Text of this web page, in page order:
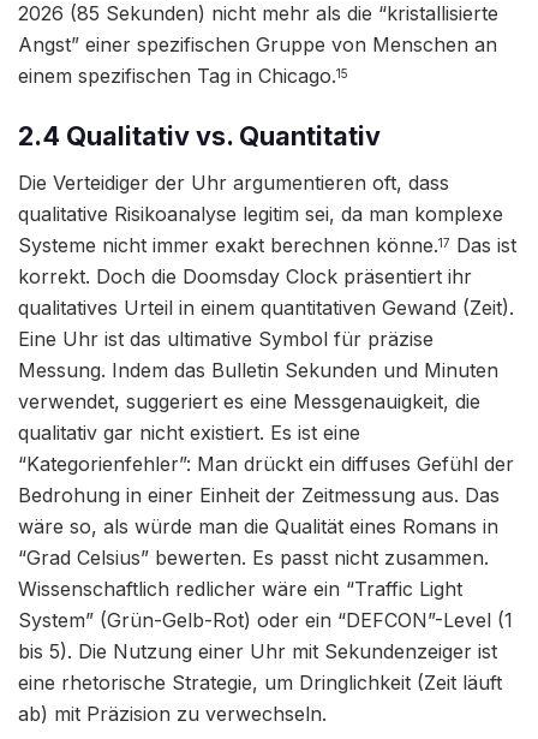
2026 (85 Sekunden) nicht mehr als die “kristallisierte
Angst” einer spezifischen Gruppe von Menschen an
einem spezifischen Tag in Chicago.15
2.4 Qualitativ vs. Quantitativ
Die Verteidiger der Uhr argumentieren oft, dass
qualitative Risikoanalyse legitim sei, da man komplexe
Systeme nicht immer exakt berechnen könne.17 Das ist
korrekt. Doch die Doomsday Clock präsentiert ihr
qualitatives Urteil in einem quantitativen Gewand (Zeit).
Eine Uhr ist das ultimative Symbol für präzise
Messung. Indem das Bulletin Sekunden und Minuten
verwendet, suggeriert es eine Messgenauigkeit, die
qualitativ gar nicht existiert. Es ist eine
“Kategorienfehler”: Man drückt ein diffuses Gefühl der
Bedrohung in einer Einheit der Zeitmessung aus. Das
wäre so, als würde man die Qualität eines Romans in
“Grad Celsius” bewerten. Es passt nicht zusammen.
Wissenschaftlich redlicher wäre ein “Traffic Light
System” (Grün-Gelb-Rot) oder ein “DEFCON”-Level (1
bis 5). Die Nutzung einer Uhr mit Sekundenzeiger ist
eine rhetorische Strategie, um Dringlichkeit (Zeit läuft
ab) mit Präzision zu verwechseln.